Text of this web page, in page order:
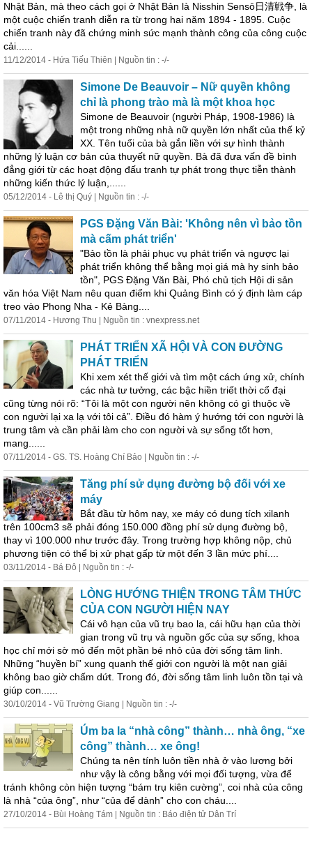
Nhật Bản, mà theo cách gọi ở Nhật Bản là Nisshin Sensō日清戦争, là
một cuộc chiến tranh diễn ra từ trong hai năm 1894 - 1895. Cuộc
chiến tranh này đã chứng minh sức mạnh thành công của công cuộc
cải......
11/12/2014 - Hứa Tiếu Thiên | Nguồn tin : -/-
Simone De Beauvoir – Nữ quyền không
chỉ là phong trào mà là một khoa học
Simone de Beauvoir (người Pháp, 1908-1986) là
một trong những nhà nữ quyền lớn nhất của thế kỷ
XX. Tên tuổi của bà gắn liền với sự hình thành
những lý luận cơ bản của thuyết nữ quyền. Bà đã đưa vấn đề bình
đẳng giới từ các hoạt động đấu tranh tự phát trong thực tiễn thành
những kiến thức lý luận,......
05/12/2014 - Lê thị Quý | Nguồn tin : -/-
PGS Đặng Văn Bài: 'Không nên vì bảo tồn
mà cấm phát triển'
"Bảo tồn là phải phục vụ phát triển và ngược lại
phát triển không thể bằng mọi giá mà hy sinh bảo
tồn", PGS Đặng Văn Bài, Phó chủ tịch Hội di sản
văn hóa Việt Nam nêu quan điểm khi Quảng Bình có ý định làm cáp
treo vào Phong Nha - Kẻ Bàng....
07/11/2014 - Hương Thu | Nguồn tin : vnexpress.net
PHÁT TRIỂN XÃ HỘI VÀ CON ĐƯỜNG
PHÁT TRIỂN
Khi xem xét thế giới và tìm một cách ứng xử, chính
các nhà tư tưởng, các bậc hiền triết thời cổ đại
cũng từng nói rõ: “Tôi là một con người nên không có gì thuộc về
con người lại xa lạ với tôi cả”. Điều đó hàm ý hướng tới con người là
trung tâm và cần phải làm cho con người và sự sống tốt hơn,
mang......
07/11/2014 - GS. TS. Hoàng Chí Bảo | Nguồn tin : -/-
Tăng phí sử dụng đường bộ đối với xe
máy
Bắt đầu từ hôm nay, xe máy có dung tích xilanh
trên 100cm3 sẽ phải đóng 150.000 đồng phí sử dụng đường bộ,
thay vì 100.000 như trước đây. Trong trường hợp không nộp, chủ
phương tiện có thể bị xử phạt gấp từ một đến 3 lần mức phí....
03/11/2014 - Bá Đô | Nguồn tin : -/-
LÒNG HƯỚNG THIỆN TRONG TÂM THỨC
CỦA CON NGƯỜI HIỆN NAY
Cái vô hạn của vũ trụ bao la, cái hữu hạn của thời
gian trong vũ trụ và nguồn gốc của sự sống, khoa
học chỉ mới sờ mó đến một phần bé nhỏ của đời sống tâm linh.
Những “huyền bí” xung quanh thế giới con người là một nan giải
không bao giờ chấm dứt. Trong đó, đời sống tâm linh luôn tồn tại và
giúp con......
30/10/2014 - Vũ Trường Giang | Nguồn tin : -/-
Úm ba la “nhà công” thành… nhà ông, “xe
công” thành… xe ông!
Chúng ta nên tính luôn tiền nhà ở vào lương bởi
như vậy là công bằng với mọi đối tượng, vừa để
tránh không còn hiện tượng “bám trụ kiên cường”, coi nhà của công
là nhà “của ông”, như “của để dành” cho con cháu....
27/10/2014 - Bùi Hoàng Tám | Nguồn tin : Báo điện tử Dân Trí